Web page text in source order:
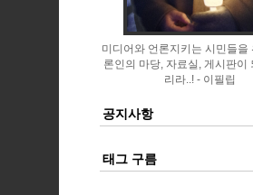
미디어와 언론지키는 시민들을
론인의 마당, 자료실, 게시판이
리라..!
이필립
공지사항
태그 구름